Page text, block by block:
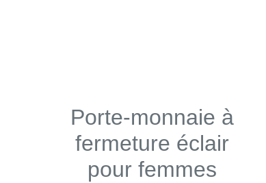
Porte-monnaie à
fermeture éclair
pour femmes